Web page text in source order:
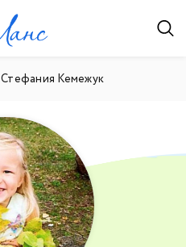
Стефания Кемежук